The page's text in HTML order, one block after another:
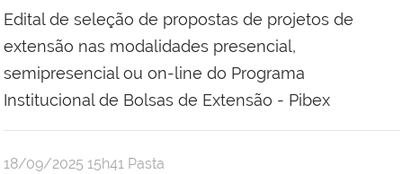
Edital de seleção de propostas de projetos de
extensão nas modalidades presencial,
semipresencial ou on-line do Programa
Institucional de Bolsas de Extensão - Pibex
publicado
18/09/2025 15h41 Pasta